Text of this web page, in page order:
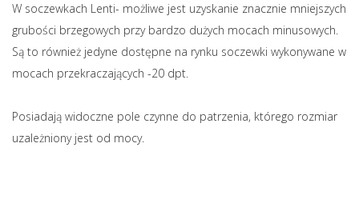
W soczewkach Lenti- możliwe jest uzyskanie znacznie mniejszych
grubości brzegowych przy bardzo dużych mocach minusowych.
Są to również jedyne dostępne na rynku soczewki wykonywane w
mocach przekraczających -20 dpt.
Posiadają widoczne pole czynne do patrzenia, którego rozmiar
uzależniony jest od mocy.